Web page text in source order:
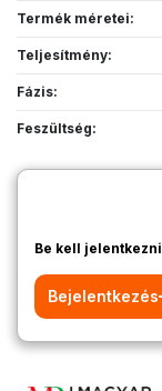
Termék méretei:
Teljesítmény:
Fázis:
Feszültség:
Be kell
Bejelentkezés